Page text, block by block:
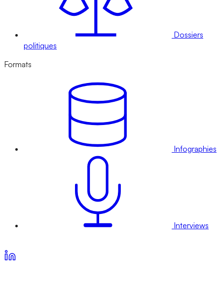
Dossiers
politiques
Formats
Infographies
Interviews